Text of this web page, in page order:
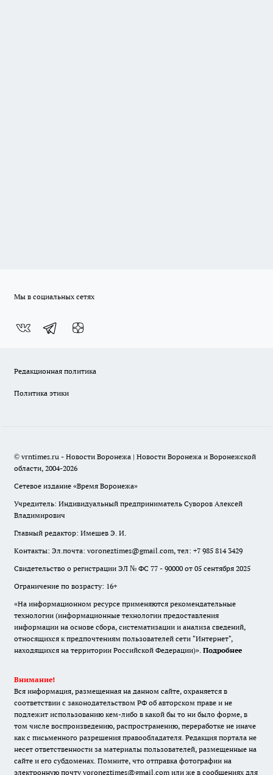
Мы в социальных сетях
Редакционная политика
Политика этики
© vrntimes.ru - Новости Воронежа | Новости Воронежа и Воронежской
области, 2004-2026
Сетевое издание «Время Воронежа»
Учредитель: Индивидуальный предприниматель Суворов Алексей
Владимирович
Главный редактор: Имешев Э. И.
Контакты: Эл.почта: voroneztimes@gmail.com, тел: +7 985 814 3429
Свидетельство о регистрации ЭЛ № ФС 77 - 90000 от 05 сентября 2025
Ограничение по возрасту: 16+
«На информационном ресурсе применяются рекомендательные
технологии (информационные технологии предоставления
информации на основе сбора, систематизации и анализа сведений,
относящихся к предпочтениям пользователей сети "Интернет",
находящихся на территории Российской Федерации)». Подробнее
Внимание!
Вся информация, размещенная на данном сайте, охраняется в
соответствии с законодательством РФ об авторском праве и не
подлежит использованию кем-либо в какой бы то ни было форме, в
том числе воспроизведению, распространению, переработке не иначе
как с письменного разрешения правообладателя. Редакция портала не
несет ответственности за материалы пользователей, размещенные на
сайте и его субдоменах. Помните, что отправка фотографии на
электронную почту voroneztimes@gmail.com или же в сообщениях для